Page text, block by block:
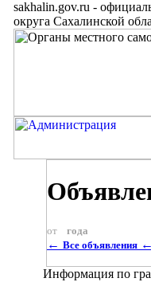
sakhalin.gov.ru -
округа Сахалинской
от года
← Все объявления ←
Информация по